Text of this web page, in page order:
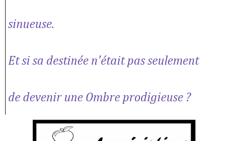
sinueuse.
Et si sa destinée n'était pas seulement
de devenir une Ombre prodigieuse ?